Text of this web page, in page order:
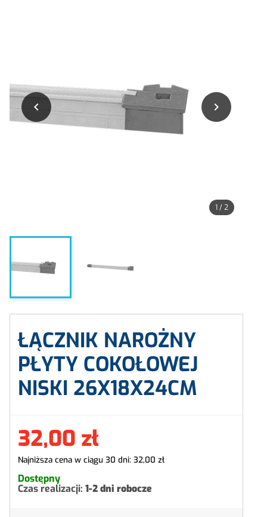
 
1/2
ŁĄCZNIK NAROŻNY
PŁYTY COKOŁOWEJ
NISKI 26X18X24CM
32,00 zł
Najniższa cena w ciągu 30 dni: 32,00 zł
Dostępny
Czas realizacji: 1-2 dni robocze